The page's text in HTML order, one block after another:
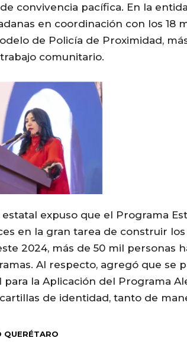
convivencia pacífica. En la
en coordinación con los 18
de Policía de Proximidad,
comunitario.
expuso que el Programa
en la gran tarea de construir
2024, más de 50 mil personas
Al respecto, agregó que se
para la Aplicación del Programa
de identidad, tanto de
QUERÉTARO